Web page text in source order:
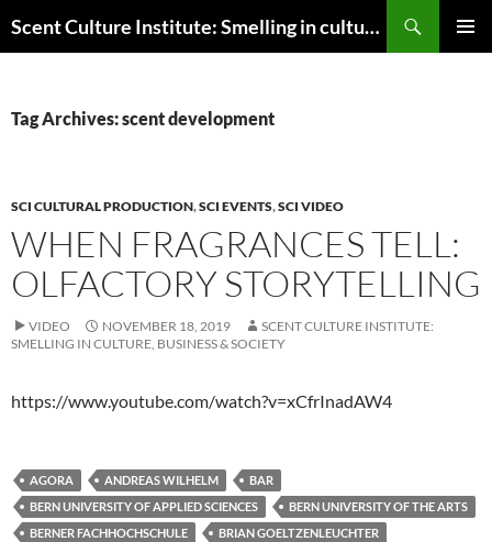
to
Scent Culture Institute: Smelling in culture, business & society
Tag Archives: scent development
SCI CULTURAL PRODUCTION,SCI EVENTS,SCI VIDEO
WHEN FRAGRANCES TELL:
OLFACTORY STORYTELLING
VIDEO NOVEMBER 18, 2019
SCENT CULTURE INSTITUTE:
SMELLING IN CULTURE, BUSINESS & SOCIETY
https://www.youtube.com/watch?v=xCfrInadAW4
AGORA ANDREAS WILHELM
BAR
BERN UNIVERSITY OF APPLIED SCIENCES
BERN UNIVERSITY OF THE ARTS
BERNER FACHHOCHSCHULE
BRIAN GOELTZENLEUCHTER